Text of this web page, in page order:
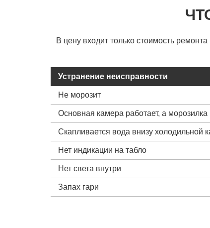
В цену входит только стоимость
Устранение неисправности
Не морозит
Основная камера работает, а морозилка
Скапливается вода внизу холодильной
Нет индикации на табло
Нет света внутри
Запах гари